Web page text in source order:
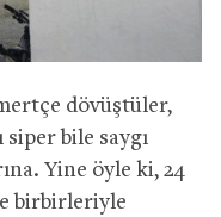
dövüştüler,
bile saygı
Yine öyle ki, 24
birbirleriyle